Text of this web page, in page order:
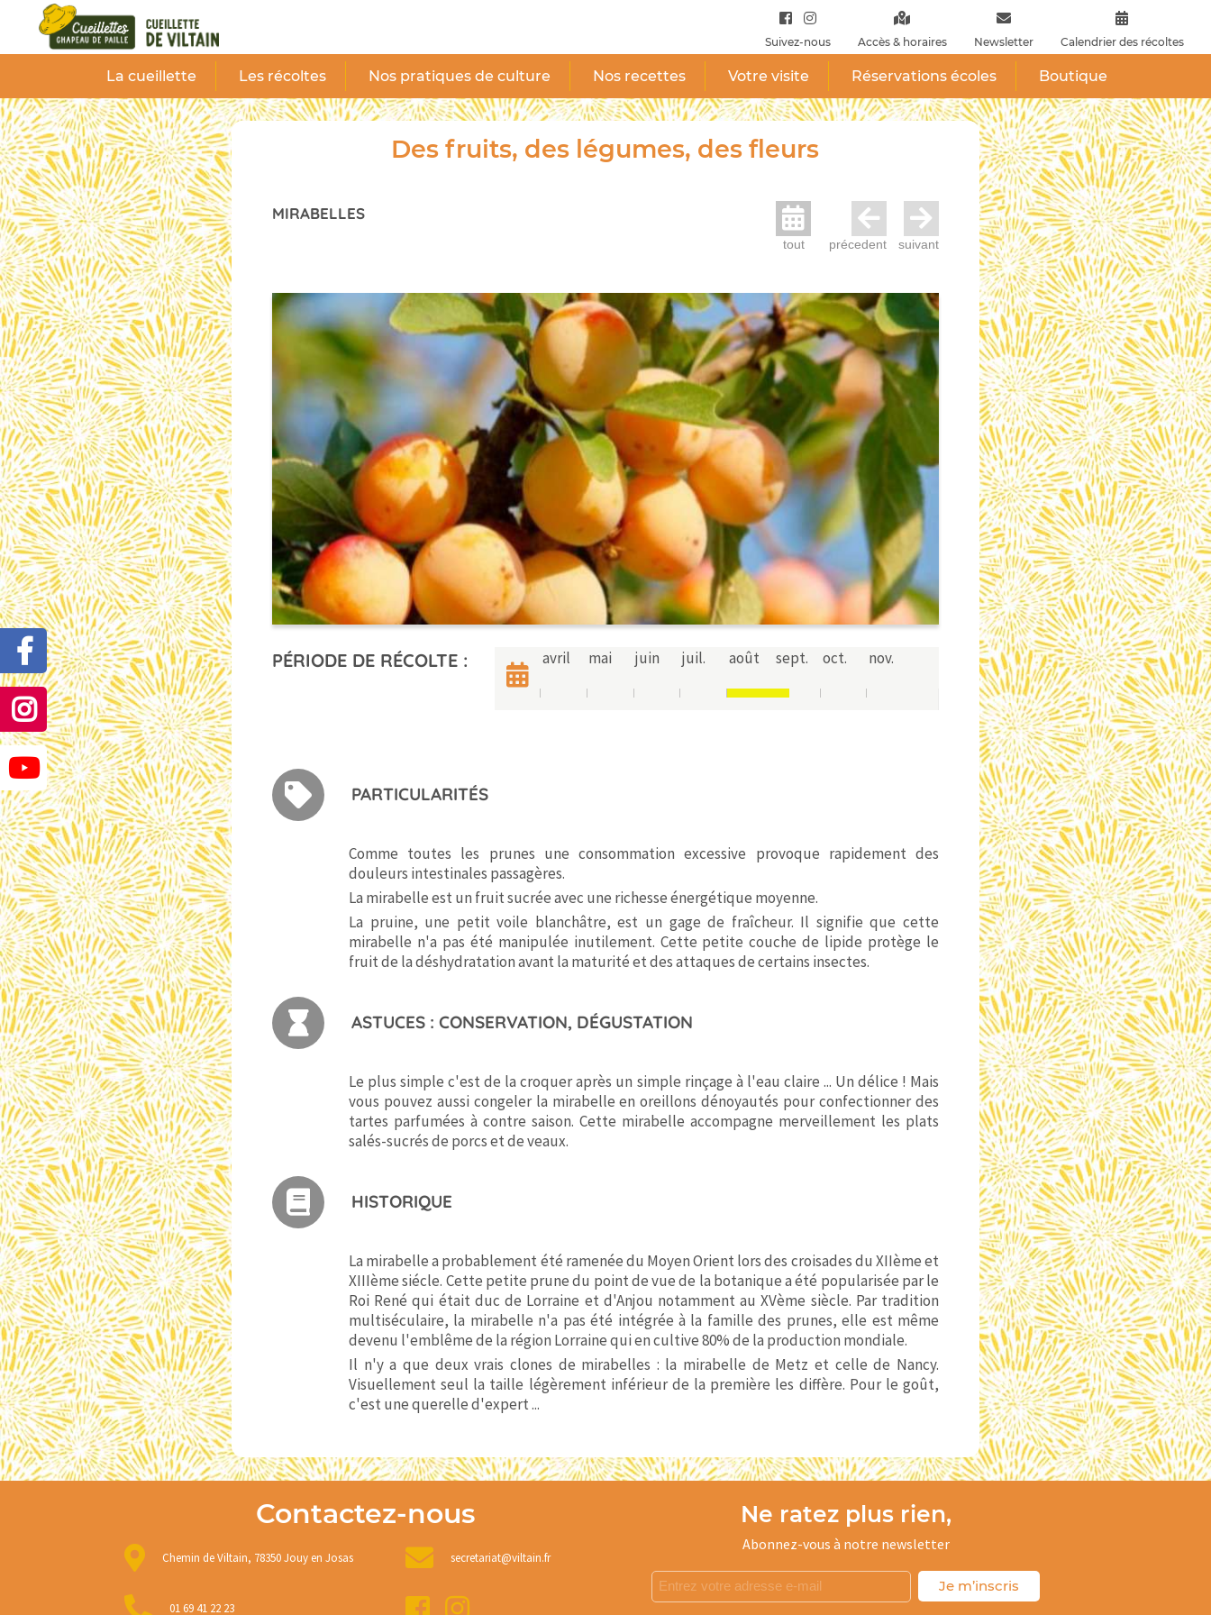
Suivez-nous Accès & horaires Newsletter Calendrier des récoltes
La cueillette Les récoltes Nos pratiques de culture Nos recettes Votre visite Réservations écoles Boutique
Des fruits, des légumes, des fleurs
MIRABELLES
tout précedent suivant
PÉRIODE DE RÉCOLTE : avril mai juin juil. août sept. oct. nov.
PARTICULARITÉS
Comme toutes les prunes une consommation excessive provoque rapidement des
douleurs intestinales passagères.
La mirabelle est un fruit sucrée avec une richesse énergétique moyenne.
La pruine, une petit voile blanchâtre, est un gage de fraîcheur. Il signifie que cette
mirabelle n'a pas été manipulée inutilement. Cette petite couche de lipide protège le
fruit de la déshydratation avant la maturité et des attaques de certains insectes.
ASTUCES : CONSERVATION, DÉGUSTATION
Le plus simple c'est de la croquer après un simple rinçage à l'eau claire ... Un délice ! Mais
vous pouvez aussi congeler la mirabelle en oreillons dénoyautés pour confectionner des
tartes parfumées à contre saison. Cette mirabelle accompagne merveillement les plats
salés-sucrés de porcs et de veaux.
HISTORIQUE
La mirabelle a probablement été ramenée du Moyen Orient lors des croisades du XIIème et
XIIIème siécle. Cette petite prune du point de vue de la botanique a été popularisée par le
Roi René qui était duc de Lorraine et d'Anjou notamment au XVème siècle. Par tradition
multiséculaire, la mirabelle n'a pas été intégrée à la famille des prunes, elle est même
devenu l'emblême de la région Lorraine qui en cultive 80% de la production mondiale.
Il n'y a que deux vrais clones de mirabelles : la mirabelle de Metz et celle de Nancy.
Visuellement seul la taille légèrement inférieur de la première les diffère. Pour le goût,
c'est une querelle d'expert ...
Contactez-nous
Chemin de Viltain, 78350 Jouy en Josas secretariat@viltain.fr
01 69 41 22 23
Ne ratez plus rien,
Abonnez-vous à notre newsletter
Je m’inscris
Panneau de gestion des cookies